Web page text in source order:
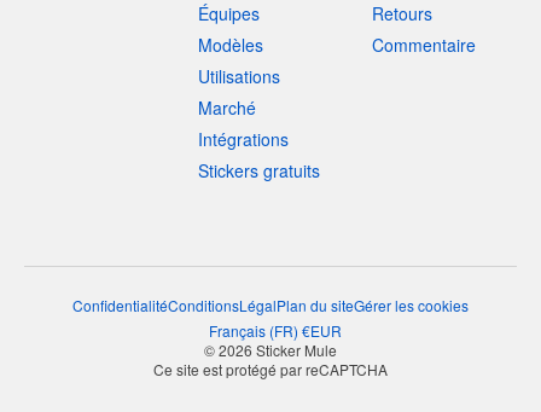
Équipes
Modèles
Utilisations
Marché
Intégrations
Stickers gratuits
Retours
Commentaire
ConfidentialitéConditionsLégalPlan du siteGérer les cookies
Français (FR) €EUR
© 2026 Sticker Mule
Ce site est protégé par reCAPTCHA